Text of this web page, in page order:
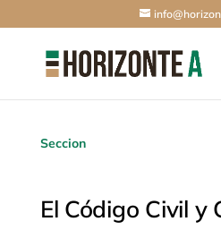
Seccion
El Código Civil y